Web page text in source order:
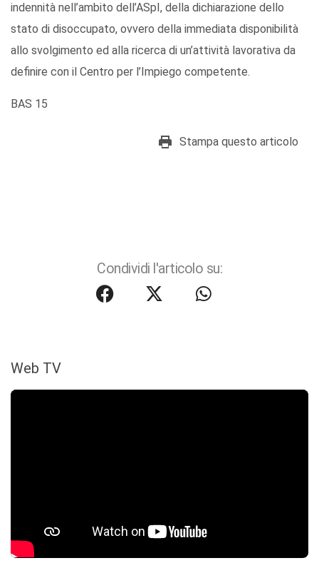
indennità nell’ambito dell’ASpI, della dichiarazione dello
stato di disoccupato, ovvero della immediata disponibilità
allo svolgimento ed alla ricerca di un’attività lavorativa da
definire con il Centro per l’Impiego competente.
BAS 15
Stampa questo articolo
Condividi l'articolo su:
Web TV